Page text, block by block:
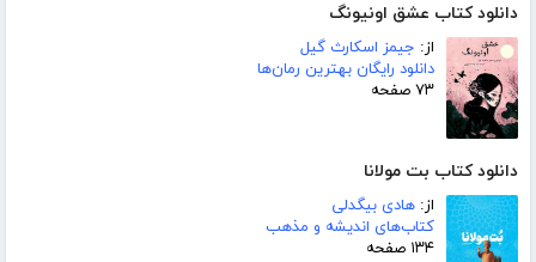
دانلود کتاب عشق اونیونگ
از: جیمز اسکارث گیل
دانلود رایگان بهترین رمان‌ها
۷۳ صفحه
دانلود کتاب بت مولانا
از: هادی بیگدلی
کتاب‌های اندیشه و مذهب
۱۳۴ صفحه